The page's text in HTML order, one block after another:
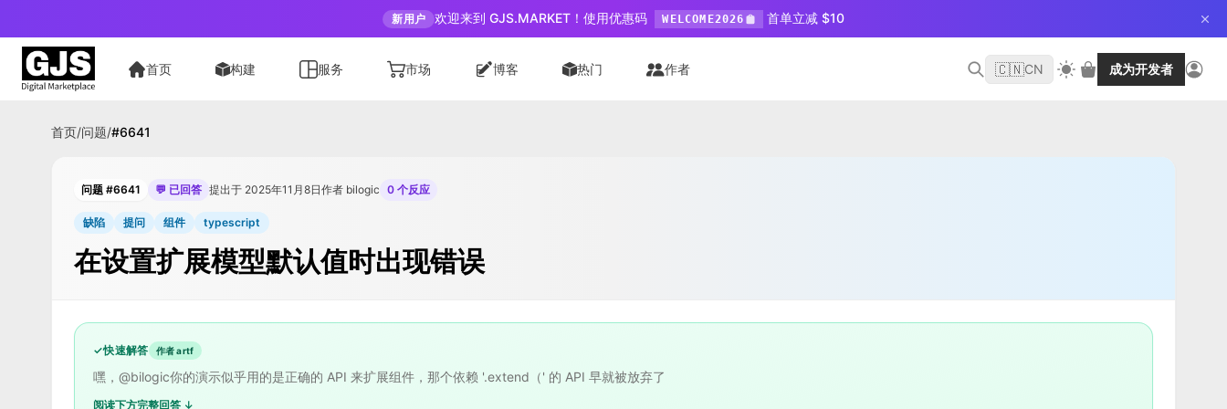
新用户 欢迎来到 GJS.MARKET！使用优惠码 WELCOME2026 首单立减 $10
首页 构建 服务 市场 博客 热门 作者 🇨🇳CN 成为开发者
首页/问题/#6641
问题 #6641 💬 已回答 提出于 2025年11月8日作者 bilogic 0 个反应
缺陷 提问 组件 typescript
在设置扩展模型默认值时出现错误
✓快速解答 作者 artf
嘿，@bilogic你的演示似乎用的是正确的 API 来扩展组件，那个依赖 '.extend（' 的 API 早就被放弃了
阅读下方完整回答 ↓